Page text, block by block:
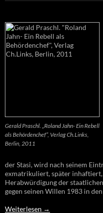
Gerald Praschl. „Roland Jahn- Ein Rebell
als Behördenchef“, Verlag Ch.Links,
Berlin, 2011
der Stasi, wird nach seinem
exmatrikuliert, später
Herabwürdigung der
gegen seinen Willen 1983 in
Weiterlesen →